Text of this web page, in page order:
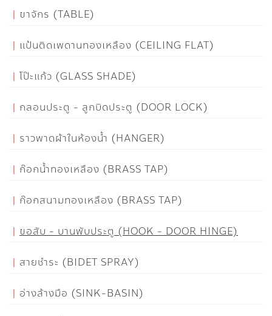
ขาจักร (TABLE)
แป้นติดเพดานทองเหลือง (CEILING FLAT)
โป๊ะแก้ว (GLASS SHADE)
กลอนประตู - ลูกบิดประตู (DOOR LOCK)
ราวพาดผ้าในห้องน้ำ (HANGER)
ก๊อกน้ำทองเหลือง (BRASS TAP)
ก๊อกสนามทองเหลือง (BRASS TAP)
ขอสับ - บานพับประตู (HOOK - DOOR HINGE)
สายชำระ (BIDET SPRAY)
อ่างล้างมือ (SINK-BASIN)